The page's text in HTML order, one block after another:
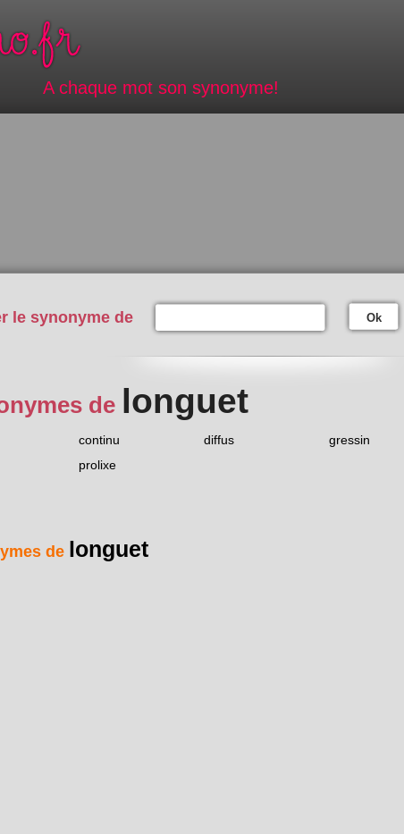
A chaque mot son synonyme!
le synonyme de Ok
de longuet
continu diffus gressin
prolixe
de longuet